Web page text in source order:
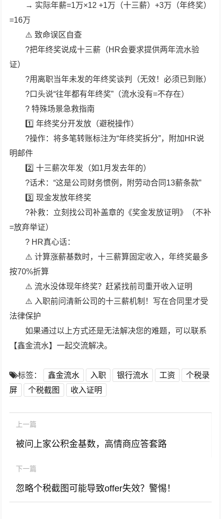
→ 实际年薪=1万×12 +1万（十三薪）+3万（年终奖）
=16万
⚠️ 致命误区自查
?把年终奖说成十三薪（HR会要求提供两年流水验
证）
?用离职当年未发的年终奖谈判（无效！必须已到账）
?口头说“往年都有年终奖”（流水没有=不存在）
? 特殊场景急救指南
1️⃣ 年终奖分开发放（避税操作）
?操作：将多笔转账标注为“年终奖拆分”，附加HR说
明邮件
2️⃣ 十三薪次年发（如1月发去年的）
?话术：“这是公司财务惯例，附劳动合同13薪条款”
3️⃣ 现金发放年终奖
?补救：立刻找公司补盖章的《奖金发放证明》（不补
=放弃举证）
? HR真心话：
⚠️ 计算涨薪基数时，十三薪算固定收入，年终奖最多
按70%折算
⚠️ 流水没体现年终奖？赶紧找前司重开收入证明
⚠️ 入职前问清新公司的十三薪机制！写在合同里才受
法律保护
如果通过以上方式还是无法解决您的难题，可以联系
【鑫金流水】一起交流解决。
标签： 鑫金流水 入职 银行流水 工资
个税录
屏
个税截图 收入证明
上一篇
被问上家公积金基数，高情商应答套路
下一篇
忽略个税截图可能导致offer失效？警惕！